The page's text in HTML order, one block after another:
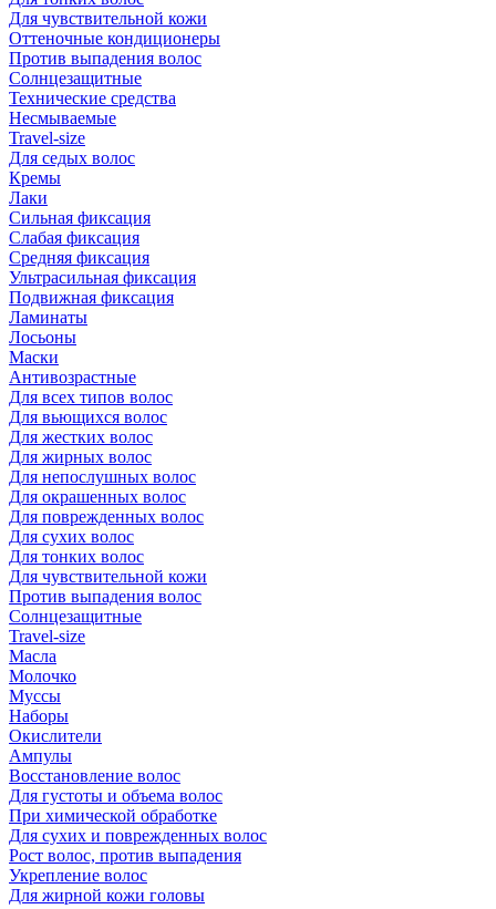
Для чувствительной кожи
Оттеночные кондиционеры
Против выпадения волос
Солнцезащитные
Технические средства
Несмываемые
Travel-size
Для седых волос
Кремы
Лаки
Сильная фиксация
Слабая фиксация
Средняя фиксация
Ультрасильная фиксация
Подвижная фиксация
Ламинаты
Лосьоны
Маски
Антивозрастные
Для всех типов волос
Для вьющихся волос
Для жестких волос
Для жирных волос
Для непослушных волос
Для окрашенных волос
Для поврежденных волос
Для сухих волос
Для тонких волос
Для чувствительной кожи
Против выпадения волос
Солнцезащитные
Travel-size
Масла
Молочко
Муссы
Наборы
Окислители
Ампулы
Восстановление волос
Для густоты и объема волос
При химической обработке
Для сухих и поврежденных волос
Рост волос, против выпадения
Укрепление волос
Для жирной кожи головы